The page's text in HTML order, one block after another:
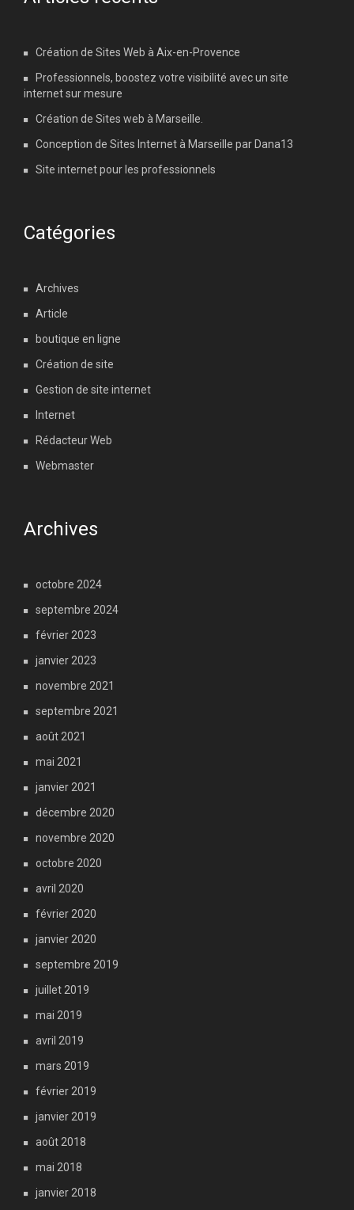
Création de Sites Web à Aix-en-Provence
Professionnels, boostez votre visibilité avec un site
internet sur mesure
Création de Sites web à Marseille.
Conception de Sites Internet à Marseille par Dana13
Site internet pour les professionnels
Catégories
Archives
Article
boutique en ligne
Création de site
Gestion de site internet
Internet
Rédacteur Web
Webmaster
Archives
octobre 2024
septembre 2024
février 2023
janvier 2023
novembre 2021
septembre 2021
août 2021
mai 2021
janvier 2021
décembre 2020
novembre 2020
octobre 2020
avril 2020
février 2020
janvier 2020
septembre 2019
juillet 2019
mai 2019
avril 2019
mars 2019
février 2019
janvier 2019
août 2018
mai 2018
janvier 2018